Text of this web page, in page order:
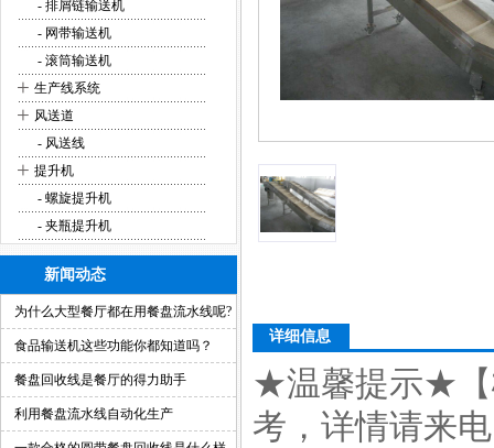
- 排屑链输送机
- 网带输送机
- 滚筒输送机
+ 生产线系统
+ 风送道
- 风送线
+ 提升机
- 螺旋提升机
- 夹瓶提升机
新闻动态
为什么大型餐厅都在用餐盘流水线呢?
食品输送机这些功能你都知道吗？
餐盘回收线是餐厅的得力助手
利用餐盘流水线自动化生产
详细信息
★温馨提示★【
考，详情请来